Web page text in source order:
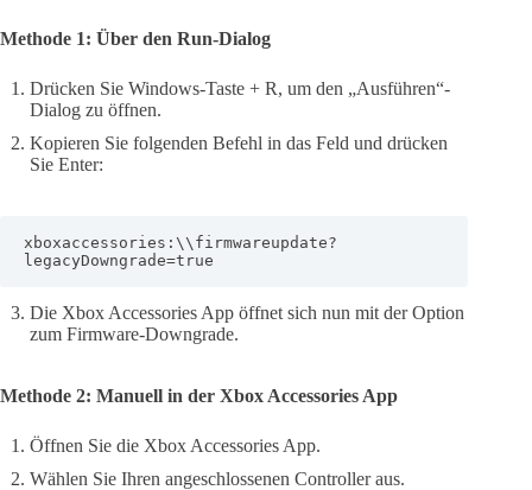
Methode 1: Über den Run-Dialog
Drücken Sie Windows-Taste + R, um den „Ausführen“-
Dialog zu öffnen.
Kopieren Sie folgenden Befehl in das Feld und drücken
Sie Enter:
xboxaccessories:\\firmwareupdate?
legacyDowngrade=true
Die Xbox Accessories App öffnet sich nun mit der Option
zum Firmware-Downgrade.
Methode 2: Manuell in der Xbox Accessories App
Öffnen Sie die Xbox Accessories App.
Wählen Sie Ihren angeschlossenen Controller aus.